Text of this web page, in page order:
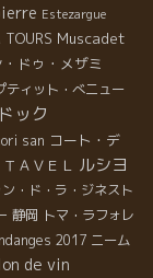
Estezargue
TOURS Muscadet
ドゥ・メザミ
ティット・べニュー
ック
san コート・デ
ＴＡＶＥＬ ルシヨ
・ド・ラ・ジネスト
静岡 トマ・ラフォレ
2017 ニーム
de vin